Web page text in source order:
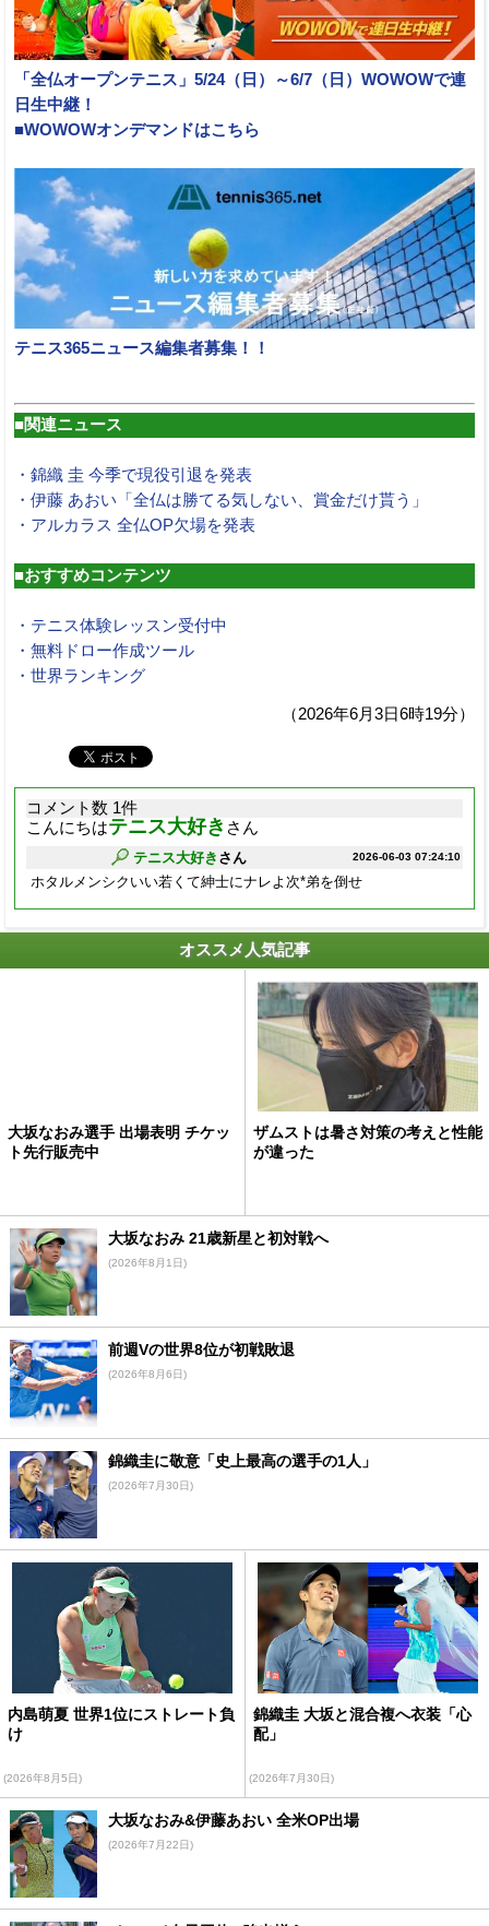
「全仏オープンテニス」5/24（日）～6/7（日）WOWOWで連
日生中継！
■WOWOWオンデマンドはこちら
テニス365ニュース編集者募集！！
■関連ニュース
・錦織 圭 今季で現役引退を発表
・伊藤 あおい「全仏は勝てる気しない、賞金だけ貰う」
・アルカラス 全仏OP欠場を発表
■おすすめコンテンツ
・テニス体験レッスン受付中
・無料ドロー作成ツール
・世界ランキング
（2026年6月3日6時19分）
コメント数 1件
こんにちはテニス大好き さん
2026-06-03 07:24:10
テニス大好き さん
ホタルメンシクいい若くて紳士にナレよ次*弟を倒せ
オススメ人気記事
大坂なおみ選手 出場表明 チケッ
ト先行販売中
ザムストは暑さ対策の考えと性能
が違った
大坂なおみ 21歳新星と初対戦へ
(2026年8月1日)
前週Vの世界8位が初戦敗退
(2026年8月6日)
錦織圭に敬意「史上最高の選手の1人」
(2026年7月30日)
内島萌夏 世界1位にストレート負
け
(2026年8月5日)
錦織圭 大坂と混合複へ衣装「心
配」
(2026年7月30日)
大坂なおみ&伊藤あおい 全米OP出場
(2026年7月22日)